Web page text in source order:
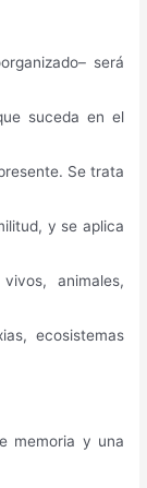
será
suceda en el
Se trata
y se aplica
animales,
ecosistemas
memoria y una